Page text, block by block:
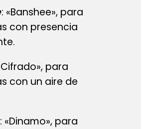
: «Banshee», para
con presencia
para
con un aire de
: «Dinamo», para